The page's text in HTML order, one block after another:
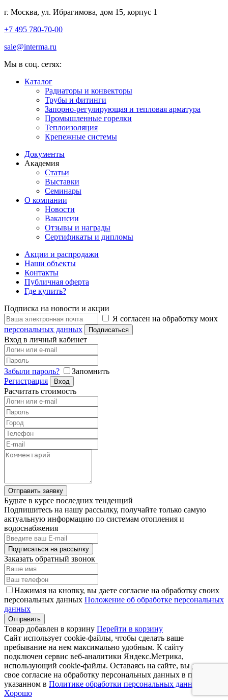
г. Москва, ул. Ибрагимова, дом 15, корпус 1
+7 495 780-70-00
sale@interma.ru
Мы в соц. сетях:
Каталог
Радиаторы и конвекторы
Трубы и фитинги
Запорно-регулирующая и тепловая арматура
Промышленные горелки
Теплоизоляция
Крепежные системы
Документы
Академия
Статьи
Выставки
Семинары
О компании
Новости
Вакансии
Отзывы и награды
Сертификаты и дипломы
Акции и распродажи
Наши объекты
Контакты
Публичная оферта
Где купить?
Подписка на новости и акции
Я согласен на обработку моих
персональных данных
Подписаться
Вход в личный кабинет
Забыли пароль?
Запомнить
Регистрация
Вход
Расчитать стоимость
Отправить заявку
Будьте в курсе последних тенденций
Подпишитесь на нашу рассылку, получайте только самую
актуальную информацию по системам отопления и
водоснабжения
Подписаться на рассылку
Заказать обратный звонок
Нажимая на кнопку, вы даете согласие на обработку своих
персональных данных Положение об обработке персональных
данных
Товар добавлен в корзину Перейти в корзину
Сайт использует cookie-файлы, чтобы сделать ваше
пребывание на нем максимально удобным. К cайту
подключен сервис веб-аналитики Яндекс.Метрика,
использующий cookie-файлы. Оставаясь на сайте, вы даете
свое согласие на обработку персональных данных в порядке,
указанном в Политике обработки персональных данных
Хорошо